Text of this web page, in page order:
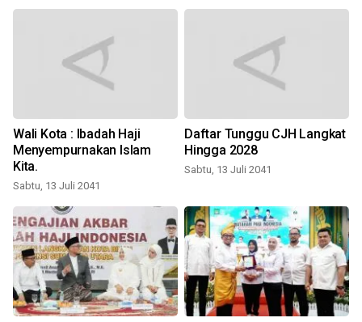
Wali Kota : Ibadah Haji
Menyempurnakan Islam
Kita.
Sabtu, 13 Juli 2041
Daftar Tunggu CJH Langkat
Hingga 2028
Sabtu, 13 Juli 2041